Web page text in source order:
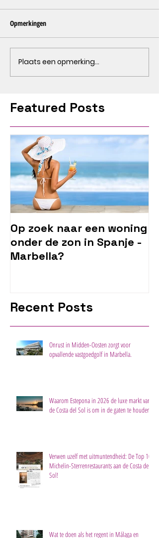
Opmerkingen
Plaats een opmerking...
Featured Posts
Op zoek naar een woning
onder de zon in Spanje -
Marbella?
Recent Posts
Onrust in Midden-Oosten zorgt voor
opvallende vastgoedgolf in Marbella.
Waarom Estepona in 2026 de luxe markt van
de Costa del Sol is om in de gaten te houden
Verwen uzelf met uitmuntendheid: De Top 10
Michelin-Sterrenrestaurants aan de Costa del
Sol!
Wat te doen als het regent in Málaga en